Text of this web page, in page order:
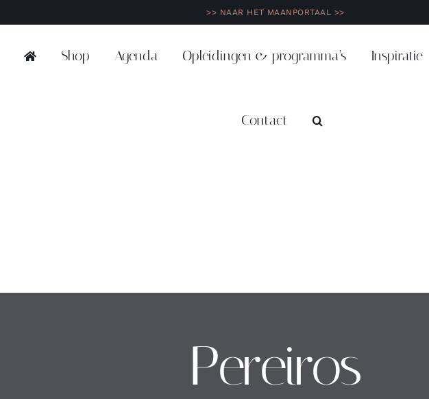
>> NAAR HET MAANPORTAAL >>
Shop Agenda Opleidingen & programma’s Inspiratie
Contact
Pereiros